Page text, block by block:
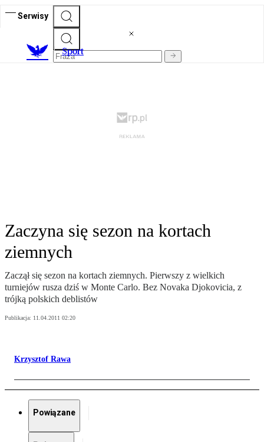
Serwisy
Sport
Zaczyna się sezon na kortach
ziemnych
Zaczął się sezon na kortach ziemnych. Pierwszy z wielkich
turniejów rusza dziś w Monte Carlo. Bez Novaka Djokovicia, z
trójką polskich deblistów
Publikacja: 11.04.2011 02:20
Krzysztof Rawa
Powiązane